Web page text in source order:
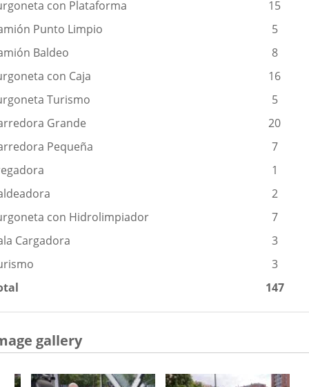
con Plataforma
15
Punto Limpio
5
Baldeo
8
con Caja
16
Turismo
5
Grande
20
Pequeña
7
1
2
con Hidrolimpiador
7
Cargadora
3
3
147
gallery